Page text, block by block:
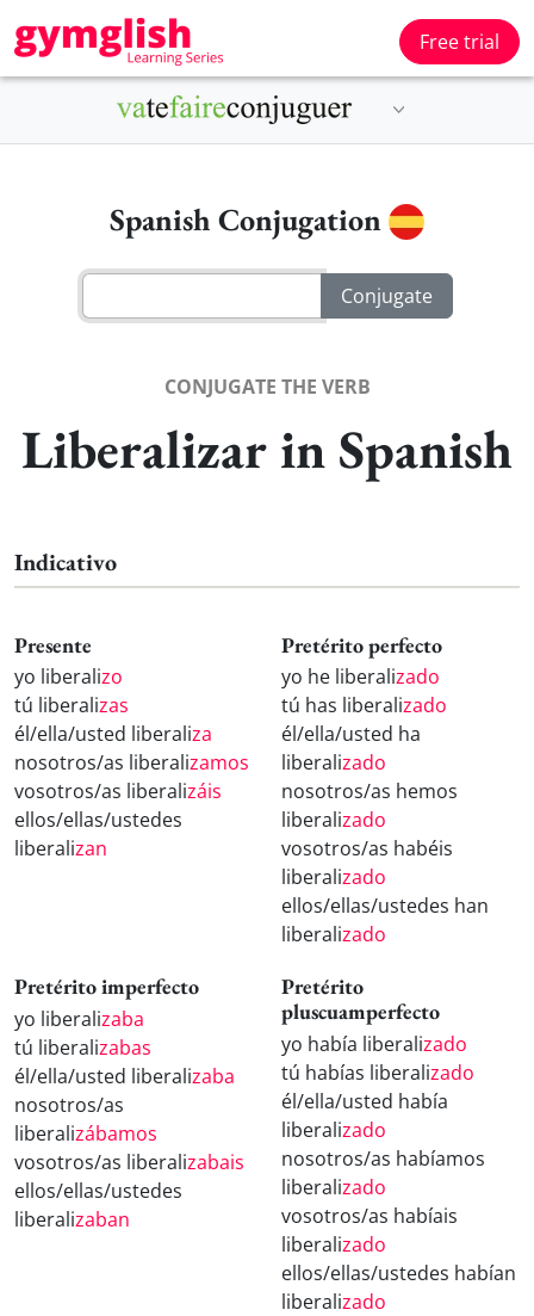
Free trial
Spanish Conjugation
CONJUGATE THE VERB
Liberalizar in Spanish
Indicativo
Presente
yo liberalizo
tú liberalizas
él/ella/usted liberaliza
nosotros/as liberalizamos
vosotros/as liberalizáis
ellos/ellas/ustedes
liberalizan
Pretérito perfecto
yo he liberalizado
tú has liberalizado
él/ella/usted ha
liberalizado
nosotros/as hemos
liberalizado
vosotros/as habéis
liberalizado
ellos/ellas/ustedes han
liberalizado
Pretérito imperfecto
yo liberalizaba
tú liberalizabas
él/ella/usted liberalizaba
nosotros/as
liberalizábamos
vosotros/as liberalizabais
ellos/ellas/ustedes
liberalizaban
Pretérito
pluscuamperfecto
yo había liberalizado
tú habías liberalizado
él/ella/usted había
liberalizado
nosotros/as habíamos
liberalizado
vosotros/as habíais
liberalizado
ellos/ellas/ustedes habían
liberalizado